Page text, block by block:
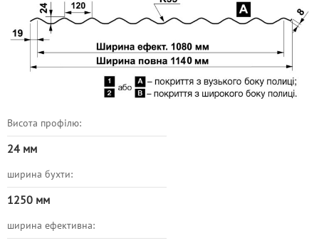
Висота профілю:
24 мм
ширина бухти:
1250 мм
ширина ефективна: